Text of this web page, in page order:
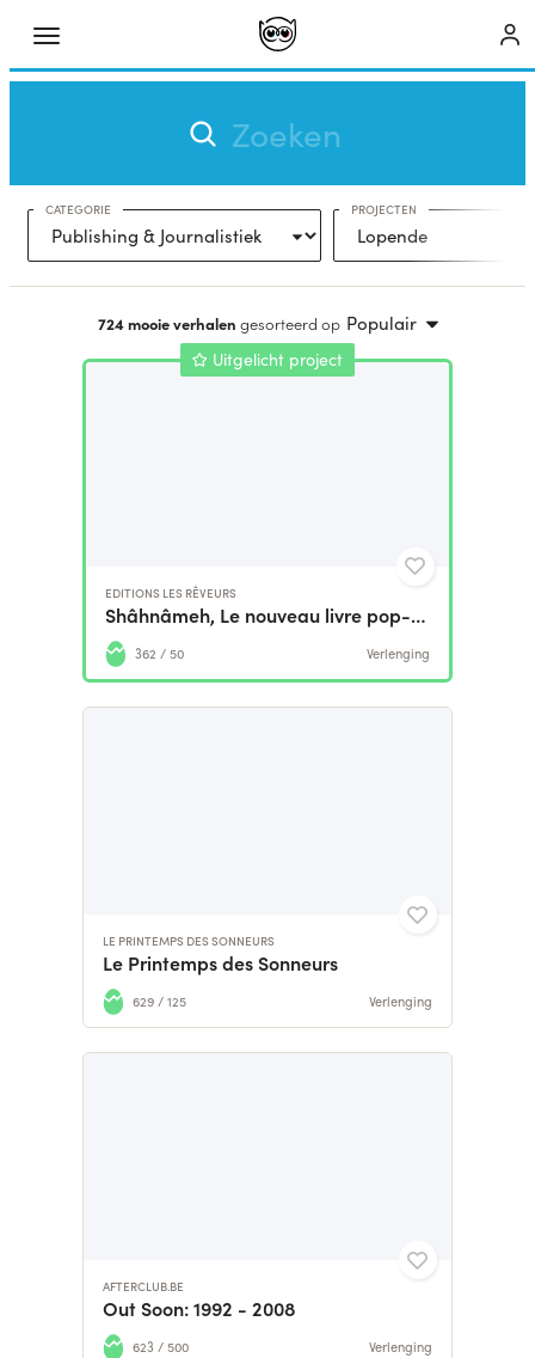
CATEGORIE PROJECTEN
724 mooie verhalen gesorteerd op Populair
Uitgelicht project
EDITIONS LES RÊVEURS
Shâhnâmeh, Le nouveau livre pop-up d'Hamid Rahmanian
362 / 50 Verlenging
LE PRINTEMPS DES SONNEURS
Le Printemps des Sonneurs
629 / 125 Verlenging
AFTERCLUB.BE
Out Soon: 1992 - 2008
623 / 500 Verlenging